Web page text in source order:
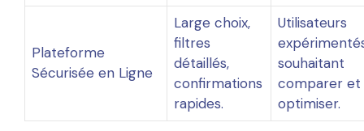
Plateforme
Sécurisée en Ligne
Large choix,
filtres
détaillés,
confirmations
rapides.
Utilisateurs
souhaitant
comparer et
optimiser.